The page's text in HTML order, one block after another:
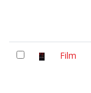
Film